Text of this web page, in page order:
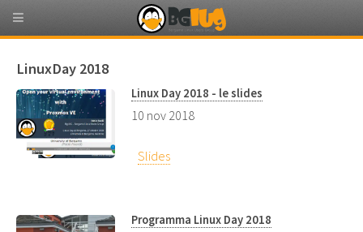
LinuxDay 2018
Linux Day 2018 - le slides
10 nov 2018
Slides
Programma Linux Day 2018